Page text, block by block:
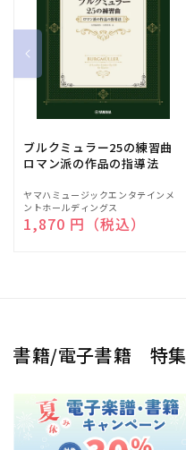
ブルクミュラー25の練習曲
ロマン派の作品の指導法
販
売
元:
ヤマハミュージックエンタテインメ
ントホールディングス
通常価格
1,870 円（税込）
書籍/電子書籍 特集